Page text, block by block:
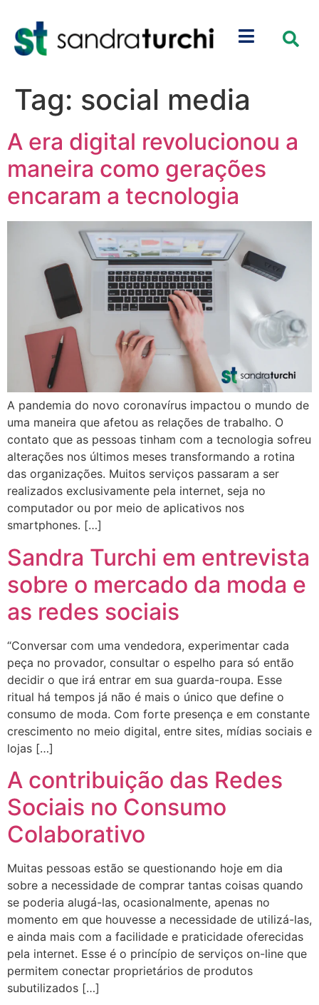
Tag: social media
A era digital revolucionou a
maneira como gerações
encaram a tecnologia
A pandemia do novo coronavírus impactou o mundo de
uma maneira que afetou as relações de trabalho. O
contato que as pessoas tinham com a tecnologia sofreu
alterações nos últimos meses transformando a rotina
das organizações. Muitos serviços passaram a ser
realizados exclusivamente pela internet, seja no
computador ou por meio de aplicativos nos
smartphones. […]
Sandra Turchi em entrevista
sobre o mercado da moda e
as redes sociais
“Conversar com uma vendedora, experimentar cada
peça no provador, consultar o espelho para só então
decidir o que irá entrar em sua guarda-roupa. Esse
ritual há tempos já não é mais o único que define o
consumo de moda. Com forte presença e em constante
crescimento no meio digital, entre sites, mídias sociais e
lojas […]
A contribuição das Redes
Sociais no Consumo
Colaborativo
Muitas pessoas estão se questionando hoje em dia
sobre a necessidade de comprar tantas coisas quando
se poderia alugá-las, ocasionalmente, apenas no
momento em que houvesse a necessidade de utilizá-las,
e ainda mais com a facilidade e praticidade oferecidas
pela internet. Esse é o princípio de serviços on-line que
permitem conectar proprietários de produtos
subutilizados […]